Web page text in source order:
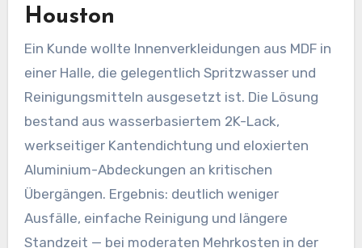
Houston
Ein Kunde wollte Innenverkleidungen aus MDF in
einer Halle, die gelegentlich Spritzwasser und
Reinigungsmitteln ausgesetzt ist. Die Lösung
bestand aus wasserbasiertem 2K-Lack,
werkseitiger Kantendichtung und eloxierten
Aluminium-Abdeckungen an kritischen
Übergängen. Ergebnis: deutlich weniger
Ausfälle, einfache Reinigung und längere
Standzeit — bei moderaten Mehrkosten in der